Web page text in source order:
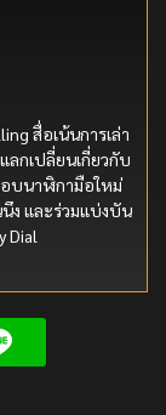
สื่อเน้นการเล่า
ลกเปลี่ยนเกี่ยวกับ
บนาฬิกามือใหม่
ง และร่วมแบ่งบัน
Dial